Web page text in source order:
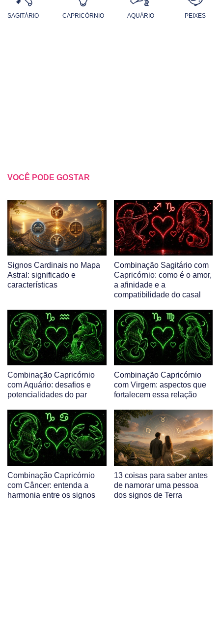
SAGITÁRIO CAPRICÓRNIO AQUÁRIO PEIXES
VOCÊ PODE GOSTAR
Signos Cardinais no Mapa
Astral: significado e
características
Combinação Sagitário com
Capricórnio: como é o amor,
a afinidade e a
compatibilidade do casal
Combinação Capricórnio
com Aquário: desafios e
potencialidades do par
Combinação Capricórnio
com Virgem: aspectos que
fortalecem essa relação
Combinação Capricórnio
com Câncer: entenda a
harmonia entre os signos
13 coisas para saber antes
de namorar uma pessoa
dos signos de Terra